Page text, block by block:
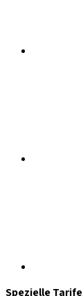
Spezielle Tarife